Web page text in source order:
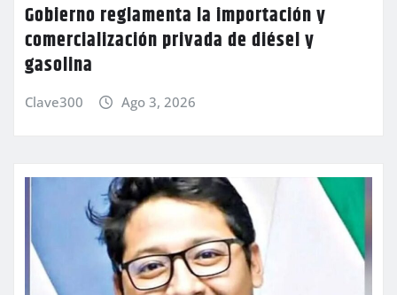
Gobierno reglamenta la importación y
comercialización privada de diésel y
gasolina
Clave300 Ago 3, 2026